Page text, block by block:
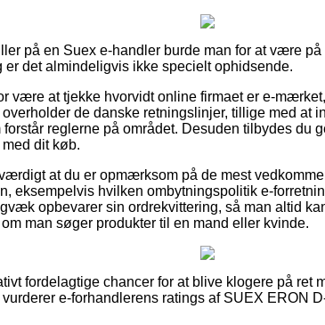
på en Suex e-handler burde man for at være
er det almindeligvis ikke specielt ophidsende.
være at tjekke hvorvidt online firmaet er e-
de danske retningslinjer, tillige med at
reglerne på området. Desuden tilbydes du
dit køb.
at du er opmærksom på de mest
eksempelvis hvilken ombytningspolitik e-
opbevarer sin ordrekvittering, så man altid
man søger produkter til en mand eller kvinde.
fordelagtige chancer for at blive klogere på ret
e-forhandlerens ratings af SUEX ERON